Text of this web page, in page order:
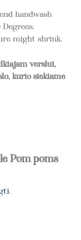
handwash
might shrink.
verslui,
kurio siekiame
Pom poms
.